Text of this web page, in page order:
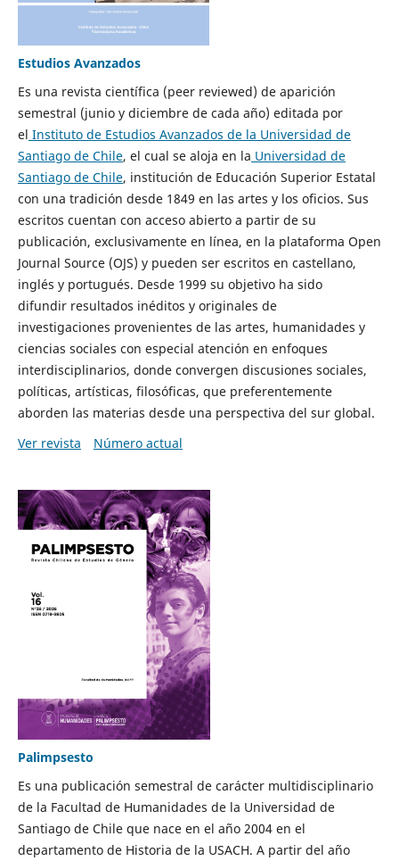
Estudios Avanzados
Es una revista científica (peer reviewed) de aparición
semestral (junio y diciembre de cada año) editada por
el Instituto de Estudios Avanzados de la Universidad de
Santiago de Chile, el cual se aloja en la Universidad de
Santiago de Chile, institución de Educación Superior Estatal
con una tradición desde 1849 en las artes y los oficios. Sus
escritos cuentan con acceso abierto a partir de su
publicación, exclusivamente en línea, en la plataforma Open
Journal Source (OJS) y pueden ser escritos en castellano,
inglés y portugués. Desde 1999 su objetivo ha sido
difundir resultados inéditos y originales de
investigaciones provenientes de las artes, humanidades y
ciencias sociales con especial atención en enfoques
interdisciplinarios, donde convergen discusiones sociales,
políticas, artísticas, filosóficas, que preferentemente
aborden las materias desde una perspectiva del sur global.
Ver revista
Número actual
Palimpsesto
Es una publicación semestral de carácter multidisciplinario
de la Facultad de Humanidades de la Universidad de
Santiago de Chile que nace en el año 2004 en el
departamento de Historia de la USACH. A partir del año